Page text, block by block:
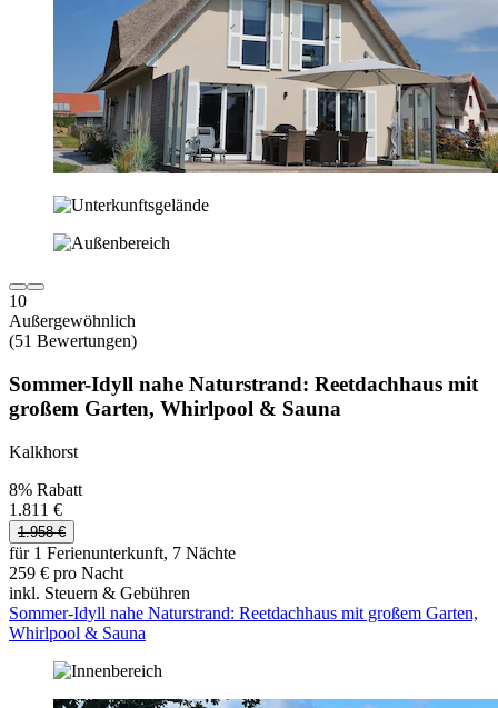
10
Außergewöhnlich
(51 Bewertungen)
Sommer-Idyll nahe Naturstrand: Reetdachhaus mit
großem Garten, Whirlpool & Sauna
Kalkhorst
8% Rabatt
1.811 €
1.958 €
für 1 Ferienunterkunft, 7 Nächte
259 € pro Nacht
inkl. Steuern & Gebühren
Sommer-Idyll nahe Naturstrand: Reetdachhaus mit großem Garten,
Whirlpool & Sauna